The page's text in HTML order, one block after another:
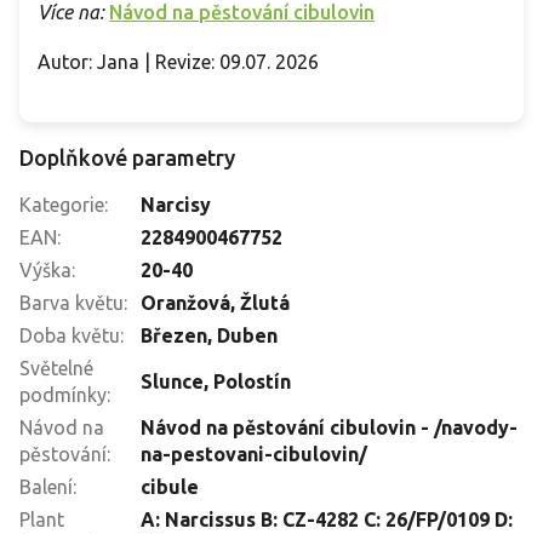
Více na: Návod na pěstování cibulovin
Autor: Jana | Revize: 09.07. 2026
Doplňkové parametry
Kategorie:
Narcisy
EAN:
2284900467752
Výška:
20-40
Barva květu: Oranžová, Žlutá
Doba květu: Březen, Duben
Světelné
podmínky:
Slunce, Polostín
Návod na
pěstování:
Návod na pěstování cibulovin - /navody-
na-pestovani-cibulovin/
Balení:
cibule
Plant
A: Narcissus B: CZ-4282 C: 26/FP/0109 D: